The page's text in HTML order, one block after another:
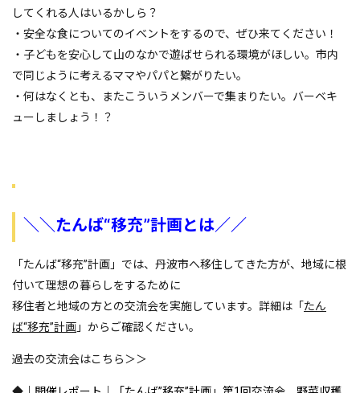
してくれる人はいるかしら？
・安全な食についてのイベントをするので、ぜひ来てください！
・子どもを安心して山のなかで遊ばせられる環境がほしい。市内
で同じように考えるママやパパと繋がりたい。
・何はなくとも、またこういうメンバーで集まりたい。バーベキ
ューしましょう！？
＼＼たんば“移充”計画とは／／
「たんば“移充”計画」では、丹波市へ移住してきた方が、地域に根
付いて理想の暮らしをするために
移住者と地域の方との交流会を実施しています。詳細は「 たん
ば“移充”計画 」からご確認ください。
過去の交流会はこちら＞＞